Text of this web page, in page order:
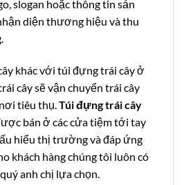
slogan hoặc thông tin sản
diện thương hiệu và thu
khác với túi đựng trái cây ở
cây sẽ vận chuyển trái cây
tiêu thụ.Túi đựng trái cây
bán ở các cửa tiệm tới tay
hiểu thị trường và đáp ứng
khách hàng chúng tôi luôn có
anh chị lựa chọn.